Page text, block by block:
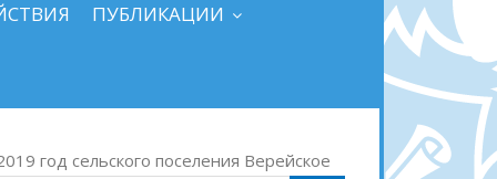
ПУБЛИКАЦИИ
год сельского поселения Верейское